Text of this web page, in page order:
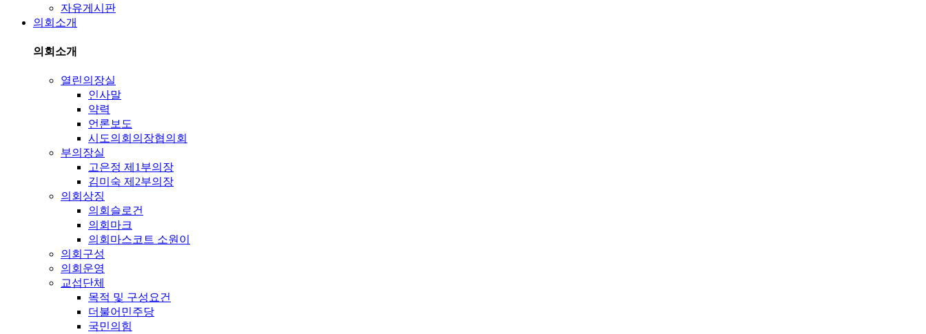
자유게시판
의회소개
의회소개
열린의장실
인사말
약력
언론보도
시도의회의장협의회
부의장실
고은정 제1부의장
김미숙 제2부의장
의회상징
의회슬로건
의회마크
의회마스코트 소원이
의회구성
의회운영
교섭단체
목적 및 구성요건
더불어민주당
국민의힘